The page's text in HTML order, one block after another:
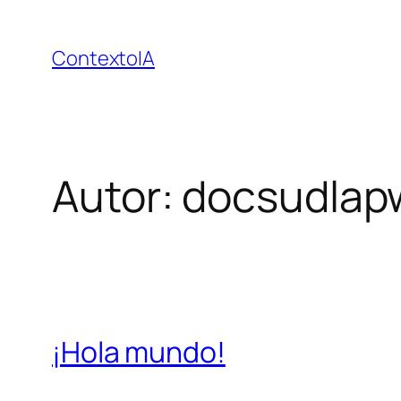
contenido
ContextoIA
Autor:
¡Hola mundo!